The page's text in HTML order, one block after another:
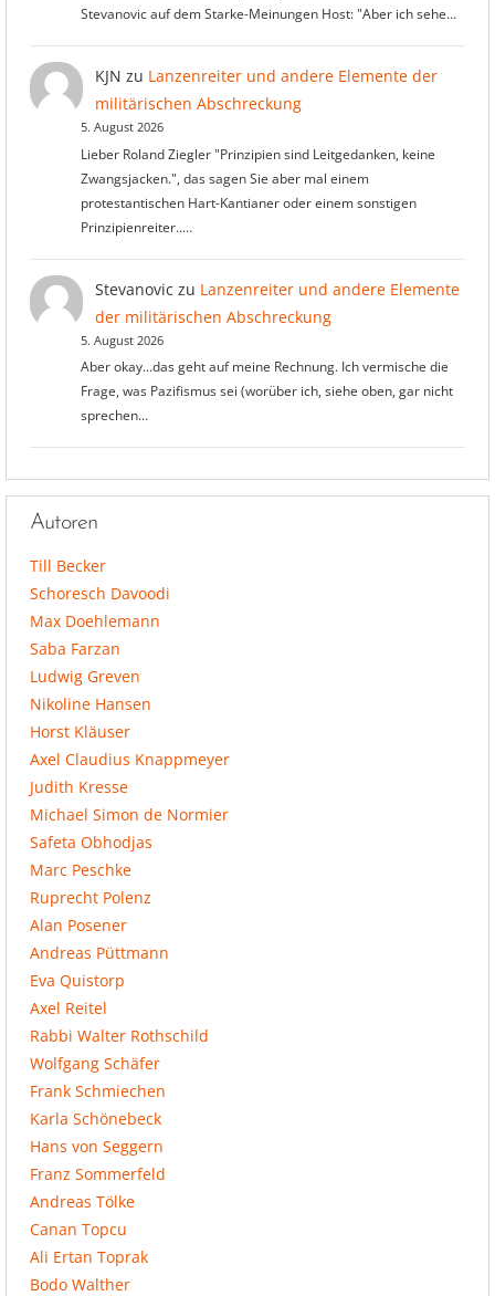
Stevanovic auf dem Starke-Meinungen Host: "Aber ich sehe…
KJN zu Lanzenreiter und andere Elemente der
militärischen Abschreckung
5. August 2026
Lieber Roland Ziegler "Prinzipien sind Leitgedanken, keine
Zwangsjacken.", das sagen Sie aber mal einem
protestantischen Hart-Kantianer oder einem sonstigen
Prinzipienreiter..…
Stevanovic zu Lanzenreiter und andere Elemente
der militärischen Abschreckung
5. August 2026
Aber okay...das geht auf meine Rechnung. Ich vermische die
Frage, was Pazifismus sei (worüber ich, siehe oben, gar nicht
sprechen…
Autoren
Till Becker
Schoresch Davoodi
Max Doehlemann
Saba Farzan
Ludwig Greven
Nikoline Hansen
Horst Kläuser
Axel Claudius Knappmeyer
Judith Kresse
Michael Simon de Normier
Safeta Obhodjas
Marc Peschke
Ruprecht Polenz
Alan Posener
Andreas Püttmann
Eva Quistorp
Axel Reitel
Rabbi Walter Rothschild
Wolfgang Schäfer
Frank Schmiechen
Karla Schönebeck
Hans von Seggern
Franz Sommerfeld
Andreas Tölke
Canan Topcu
Ali Ertan Toprak
Bodo Walther